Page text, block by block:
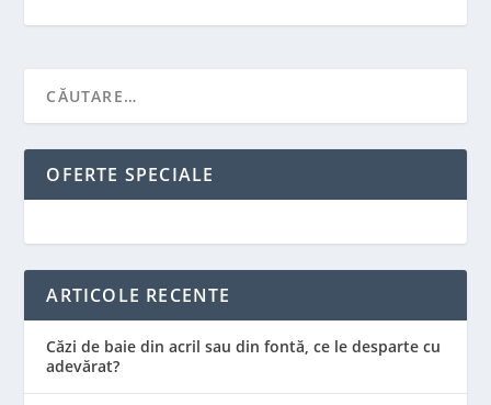
OFERTE SPECIALE
ARTICOLE RECENTE
Căzi de baie din acril sau din fontă, ce le desparte cu
adevărat?